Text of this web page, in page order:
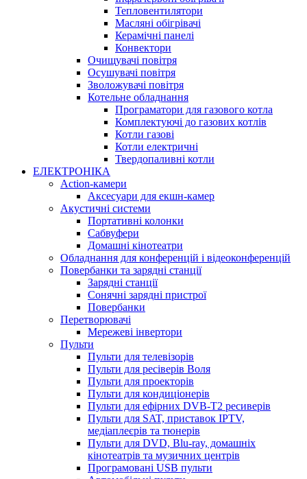
Тепловентилятори
Масляні обігрівачі
Керамічні панелі
Конвектори
Очищувачі повітря
Осушувачі повітря
Зволожувачі повітря
Котельне обладнання
Програматори для газового котла
Комплектуючі до газових котлів
Котли газові
Котли електричні
Твердопаливні котли
ЕЛЕКТРОНІКА
Action-камери
Аксесуари для екшн-камер
Акустичні системи
Портативні колонки
Сабвуфери
Домашні кінотеатри
Обладнання для конференцій і відеоконференцій
Повербанки та зарядні станції
Зарядні станції
Сонячні зарядні пристрої
Повербанки
Перетворювачі
Мережеві інвертори
Пульти
Пульти для телевізорів
Пульти для ресіверів Воля
Пульти для проекторів
Пульти для кондиціонерів
Пульти для ефірних DVB-T2 ресиверів
Пульти для SAT, приставок IPTV,
медіаплеєрів та тюнерів
Пульти для DVD, Blu-ray, домашніх
кінотеатрів та музичних центрів
Програмовані USB пульти